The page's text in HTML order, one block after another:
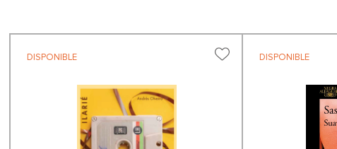
DISPONIBLE DISPONIBLE